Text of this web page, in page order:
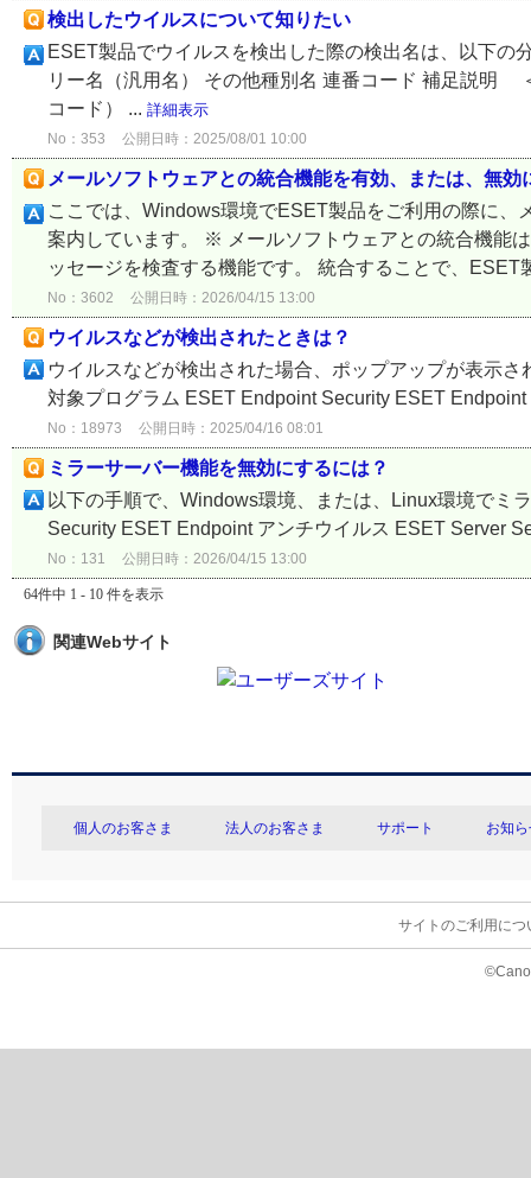
検出したウイルスについて知りたい
ESET製品でウイルスを検出した際の検出名は、以下の
リー名（汎用名） その他種別名 連番コード 補足説明
コード） ... 詳細表示
No：353 公開日時：2025/08/01 10:00
メールソフトウェアとの統合機能を有効、または、無効
ここでは、Windows環境でESET製品をご利用の際に
案内しています。 ※ メールソフトウェアとの統合機能
ッセージを検査する機能です。 統合することで、ESET
No：3602 公開日時：2026/04/15 13:00
ウイルスなどが検出されたときは？
ウイルスなどが検出された場合、ポップアップが表示
対象プログラム ESET Endpoint Security ESET
No：18973 公開日時：2025/04/16 08:01
ミラーサーバー機能を無効にするには？
以下の手順で、Windows環境、または、Linux環境でミ
Security ESET Endpoint アンチウイルス ESET Server
No：131 公開日時：2026/04/15 13:00
64件中 1 - 10 件を表示
関連Webサイト
個人のお客さま 法人のお客さま サポート お知
サイトのご利用につ